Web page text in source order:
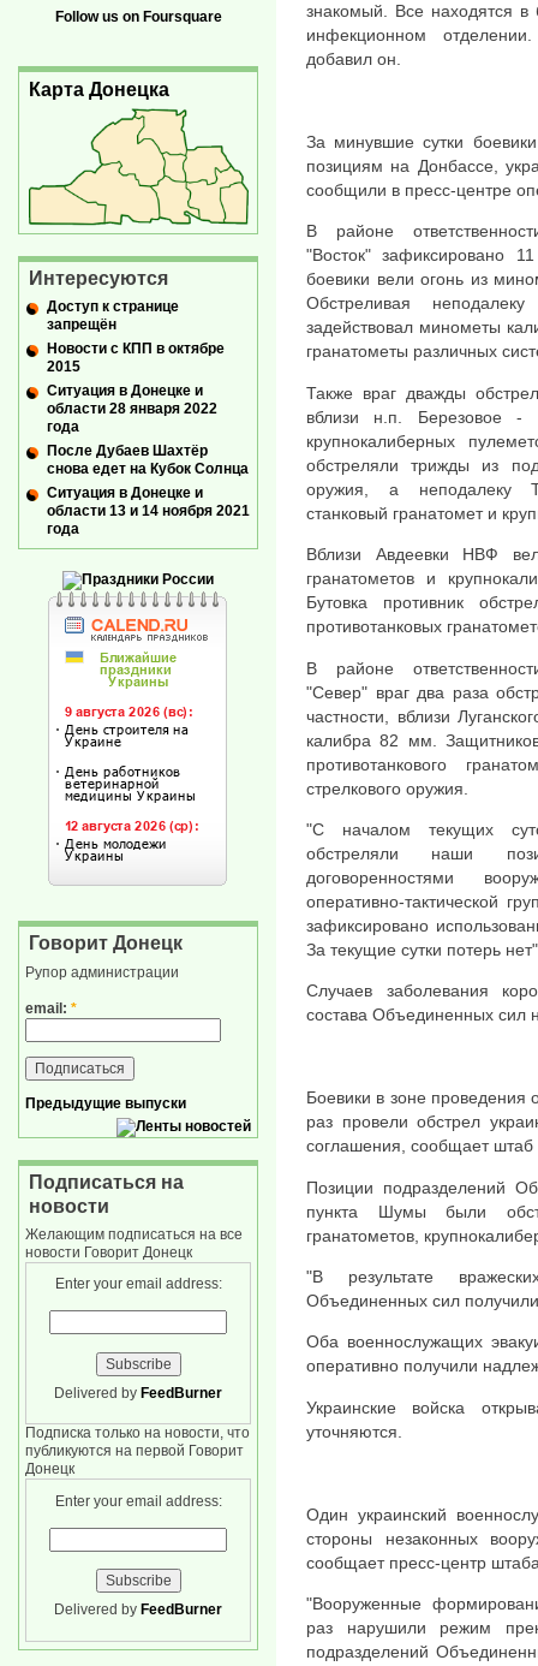
знакомый. Все находятся
инфекционном
добавил он.
За минувшие сутки
позициям на Донбассе,
сообщили в пресс-центре
В районе
"Восток" зафиксировано
боевики вели огонь из
Обстреливая
задействовал минометы
гранатометы различных
Также враг дважды
вблизи н.п. Березовое -
крупнокалиберных
обстреляли трижды из
оружия, а неподалеку
станковый гранатомет и
Вблизи Авдеевки НВФ
гранатометов и
Бутовка противник
противотанковых
В районе
"Север" враг два раза
частности, вблизи
калибра 82 мм.
противотанкового
стрелкового оружия.
"С началом текущих
обстреляли наши
договоренностями
оперативно-тактической
зафиксировано
За текущие сутки потерь
Случаев заболевания
состава Объединенных сил
Боевики в зоне
раз провели обстрел
соглашения, сообщает
Позиции подразделений
пункта Шумы были
гранатометов,
"В результате
Объединенных сил
Оба военнослужащих
оперативно получили
Украинские войска
уточняются.
Один украинский
стороны незаконных
сообщает пресс-центр
"Вооруженные
раз нарушили режим
подразделений
Follow us on Foursquare
Карта Донецка
Интересуются
Доступ к странице
запрещён
Новости с КПП в октябре
2015
Ситуация в Донецке и
области 28 января 2022
года
После Дубаев Шахтёр
снова едет на Кубок Солнца
Ситуация в Донецке и
области 13 и 14 ноября 2021
года
Говорит Донецк
Рупор администрации
email: *
Предыдущие выпуски
Подписаться на
новости
Желающим подписаться на все
новости Говорит Донецк
Enter your email address:
Delivered by FeedBurner
Подписка только на новости, что
публикуются на первой Говорит
Донецк
Enter your email address:
Delivered by FeedBurner